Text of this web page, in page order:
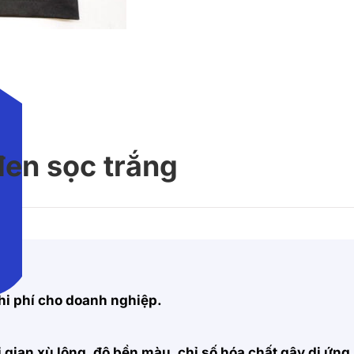
sọc trắng
phí cho doanh nghiệp.